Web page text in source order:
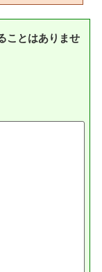
ことはありませ